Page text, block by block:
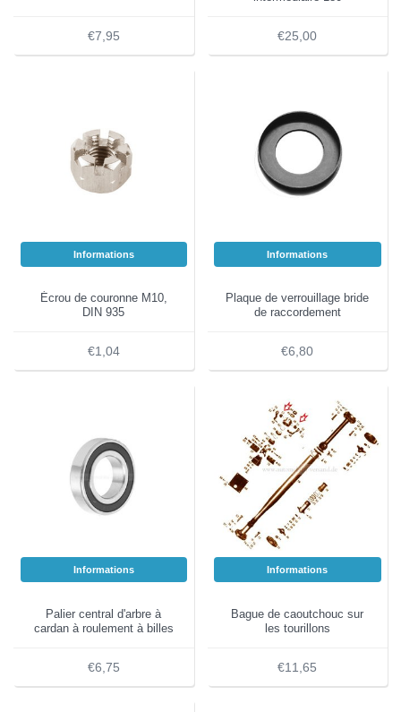
€7,95 €25,00
Informations
Écrou de couronne M10,
DIN 935
€1,04
Informations
Plaque de verrouillage bride
de raccordement
€6,80
Informations
Palier central d'arbre à
cardan à roulement à billes
€6,75
Informations
Bague de caoutchouc sur
les tourillons
€11,65